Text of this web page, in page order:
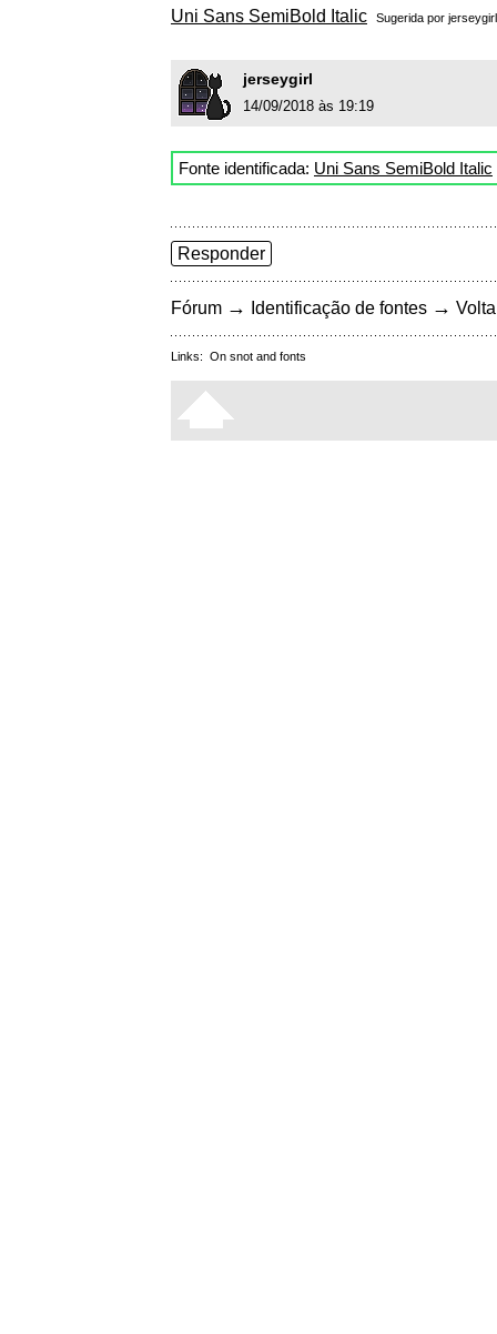
Uni Sans SemiBold Italic Sugerida por jerseygirl
jerseygirl
14/09/2018 às 19:19
Fonte identificada: Uni Sans SemiBold Italic
Responder
Fórum → Identificação de fontes →
Links: On snot and fonts